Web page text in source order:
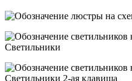
Светильники
Светильники 2-ая клавиша